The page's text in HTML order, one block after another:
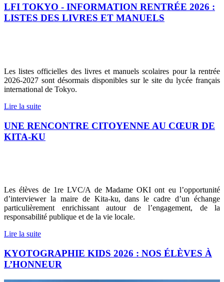
LFI TOKYO - INFORMATION RENTRÉE 2026 :
LISTES DES LIVRES ET MANUELS
Les listes officielles des livres et manuels scolaires pour la rentrée
2026-2027 sont désormais disponibles sur le site du lycée français
international de Tokyo.
Lire la suite
UNE RENCONTRE CITOYENNE AU CŒUR DE
KITA-KU
Les élèves de 1re LVC/A de Madame OKI ont eu l’opportunité
d’interviewer la maire de Kita-ku, dans le cadre d’un échange
particulièrement enrichissant autour de l’engagement, de la
responsabilité publique et de la vie locale.
Lire la suite
KYOTOGRAPHIE KIDS 2026 : NOS ÉLÈVES À
L’HONNEUR